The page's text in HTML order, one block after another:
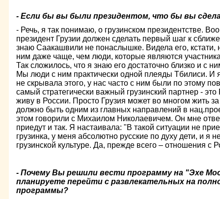
- Если бы вы были президентом, что бы вы
- Речь, я так понимаю, о грузинском президентстве.
президент Грузии должен сделать первый шаг к
знаю Саакашвили не понаслышке. Видела его, кстати,
ним даже чаще, чем люди, которые являются
Так сложилось, что я знаю его достаточно близко и с
Мы люди с ним практически одной плеяды Тбилиси. И
не скрывала этого, у нас часто с ним были по этому
самый стратегически важный грузинский партнер -
живу в России. Просто Грузия может во многом жить
должно быть одним из главных направлений в
этом говорили с Михаилом Николаевичем. Он мне
приедут и так. Я настаивала: "В такой ситуации не
грузинка, у меня абсолютно русские по духу дети, и я
грузинской культуре. Да, прежде всего – отношения с
- Почему Вы решили вести программу на "Эхе
планируете перейти с развлекательных на
программы?